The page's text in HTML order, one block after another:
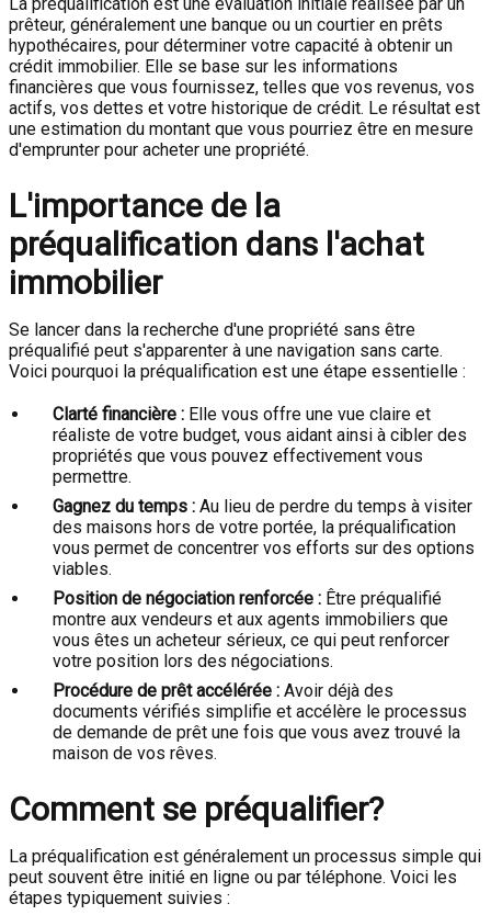
prêteur, généralement une banque ou un courtier en prêts
hypothécaires, pour déterminer votre capacité à obtenir un
crédit immobilier. Elle se base sur les informations
financières que vous fournissez, telles que vos revenus, vos
actifs, vos dettes et votre historique de crédit. Le résultat est
une estimation du montant que vous pourriez être en mesure
d'emprunter pour acheter une propriété.
L'importance de la
préqualification dans l'achat
immobilier
Se lancer dans la recherche d'une propriété sans être
préqualifié peut s'apparenter à une navigation sans carte.
Voici pourquoi la préqualification est une étape essentielle :
Clarté financière : Elle vous offre une vue claire et
réaliste de votre budget, vous aidant ainsi à cibler des
propriétés que vous pouvez effectivement vous
permettre.
Gagnez du temps : Au lieu de perdre du temps à visiter
des maisons hors de votre portée, la préqualification
vous permet de concentrer vos efforts sur des options
viables.
Position de négociation renforcée : Être préqualifié
montre aux vendeurs et aux agents immobiliers que
vous êtes un acheteur sérieux, ce qui peut renforcer
votre position lors des négociations.
Procédure de prêt accélérée : Avoir déjà des
documents vérifiés simplifie et accélère le processus
de demande de prêt une fois que vous avez trouvé la
maison de vos rêves.
Comment se préqualifier?
La préqualification est généralement un processus simple qui
peut souvent être initié en ligne ou par téléphone. Voici les
étapes typiquement suivies :